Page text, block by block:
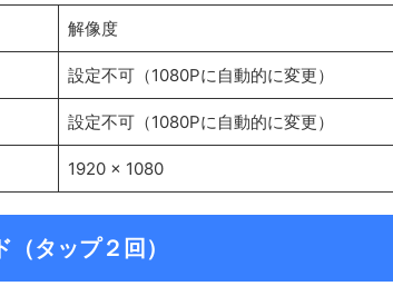
解像度
設定不可（1080Pに自動的に変更）
設定不可（1080Pに自動的に変更）
1920 x 1080
（タップ２回）